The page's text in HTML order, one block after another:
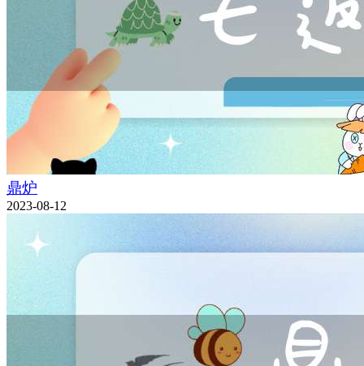
鼎炉
2023-08-12